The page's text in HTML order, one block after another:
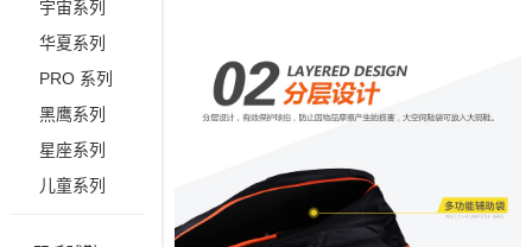
宇宙系列
华夏系列
PRO 系列
黑鹰系列
星座系列
儿童系列